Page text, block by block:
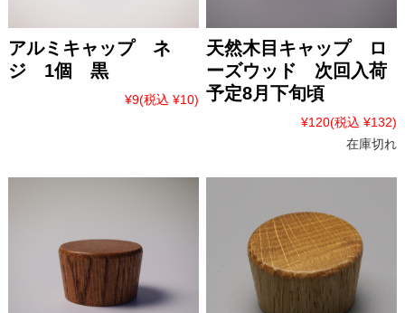
アルミキャップ ネ
ジ 1個 黒
¥9(税込 ¥10)
天然木目キャップ ロ
ーズウッド 次回入荷
予定8月下旬頃
¥120(税込 ¥132)
在庫切れ